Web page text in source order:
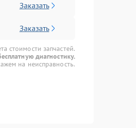
Заказать
Заказать
стоимости запчастей.
диагностику.
на неисправность.